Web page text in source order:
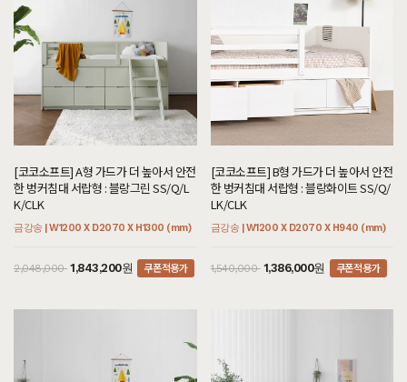
[코코소프트] A형 가드가 더 높아서 안전
한 벙커침대 서랍형 : 블랑그린 SS/Q/L
K/CLK
금강송 | W1200 X D2070 X H1300 (mm)
2,048,000 1,843,200원 쿠폰적용가
[코코소프트] B형 가드가 더 높아서 안전
한 벙커침대 서랍형 : 블랑화이트 SS/Q/
LK/CLK
금강송 | W1200 X D2070 X H940 (mm)
1,540,000 1,386,000원 쿠폰적용가